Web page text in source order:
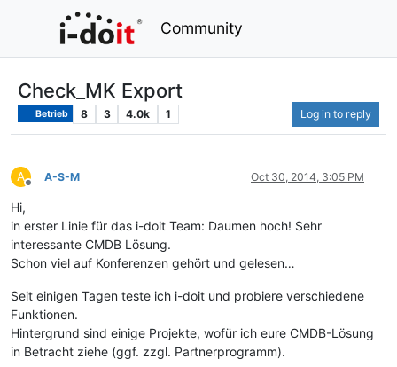
Community
Check_MK Export
Betrieb 8 3 4.0k 1 Log in to reply
A
Offline
A-S-M Oct 30, 2014, 3:05 PM
Hi,
in erster Linie für das i-doit Team: Daumen hoch! Sehr
interessante CMDB Lösung.
Schon viel auf Konferenzen gehört und gelesen…
Seit einigen Tagen teste ich i-doit und probiere verschiedene
Funktionen.
Hintergrund sind einige Projekte, wofür ich eure CMDB-Lösung
in Betracht ziehe (ggf. zzgl. Partnerprogramm).